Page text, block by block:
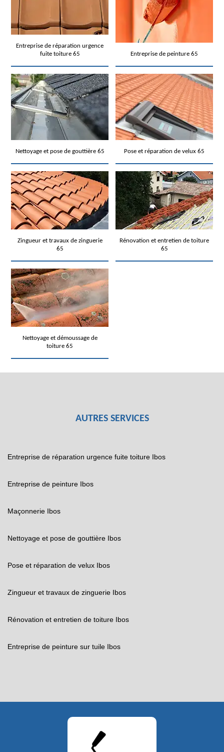
Entreprise de réparation urgence
fuite toiture 65
Entreprise de peinture 65
Nettoyage et pose de gouttière 65 Pose et réparation de velux 65
Zingueur et travaux de zinguerie
65
Rénovation et entretien de toiture
65
Nettoyage et démoussage de
toiture 65
AUTRES SERVICES
Entreprise de réparation urgence fuite toiture Ibos
Entreprise de peinture Ibos
Maçonnerie Ibos
Nettoyage et pose de gouttière Ibos
Pose et réparation de velux Ibos
Zingueur et travaux de zinguerie Ibos
Rénovation et entretien de toiture Ibos
Entreprise de peinture sur tuile Ibos